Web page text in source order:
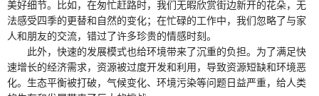
美好细节。比如，在匆忙赶路时，我们无暇欣赏街边新开的花朵，无
法感受四季的更替和自然的变化；在忙碌的工作中，我们忽略了与家
人和朋友的交流，错过了许多珍贵的情感时刻。
此外，快速的发展模式也给环境带来了沉重的负担。为了满足快
速增长的经济需求，资源被过度开发和利用，导致资源短缺和环境恶
化。生态平衡被打破，气候变化、环境污染等问题日益严重，给人类